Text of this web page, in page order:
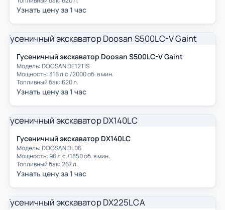
Узнать цену за 1 час
Гусеничный экскаватор Doosan S500LC-V Gaint
Модель: DOOSAN DE12TIS
Мощность: 316 л.с./2000 об. в мин.
Топливный бак: 620 л.
Узнать цену за 1 час
Гусеничный экскаватор DX140LC
Модель: DOOSAN DL06
Мощность: 96 л.с./1850 об. в мин.
Топливный бак: 267 л.
Узнать цену за 1 час